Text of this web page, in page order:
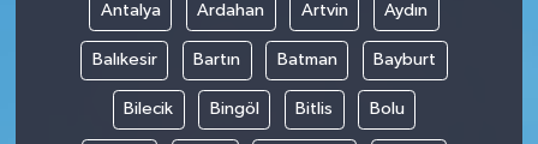
Antalya Ardahan Artvin Aydın
Balıkesir Bartın Batman Bayburt
Bilecik Bingöl Bitlis Bolu